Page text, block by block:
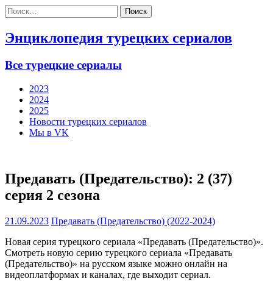
Найти:
Энциклопедия турецких сериалов
Все турецкие сериалы
2023
2024
2025
Новости турецких сериалов
Мы в VK
Предавать (Предательство): 2 (37)
серия 2 сезона
21.09.2023 Предавать (Предательство) (2022-2024)
Новая серия турецкого сериала «Предавать (Предательство)».
Смотреть новую серию турецкого сериала «Предавать
(Предательство)» на русском языке можно онлайн на
видеоплатформах и каналах, где выходит сериал.